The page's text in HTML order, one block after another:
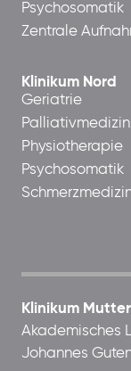
Psychosomatik
Zentrale
Klinikum Nord
Geriatrie
Palliativmedizin
Physiotherapie
Psychosomatik
Klinikum
Akademisches
Johannes